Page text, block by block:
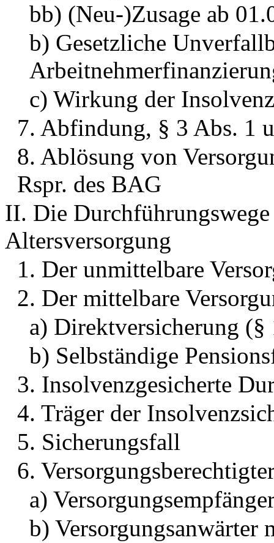
bb) (Neu-)Zusage ab
b) Gesetzliche
c) Wirkung der
7. Abfindung, § 3 Abs. 1
8. Ablösung von
Rspr. des BAG
II. Die
Altersversorgung
1. Der unmittelbare
2. Der mittelbare
a) Direktversicherung
b) Selbständige
3. Insolvenzgesicherte
4. Träger der
5. Sicherungsfall
6.
a)
b)